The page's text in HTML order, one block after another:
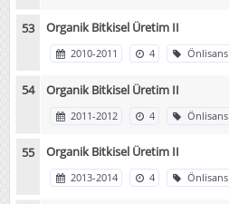
Organik Bitkisel Üretim II
2010-2011 4 Önlisans
Organik Bitkisel Üretim II
2011-2012 4 Önlisans
Organik Bitkisel Üretim II
2013-2014 4 Önlisans